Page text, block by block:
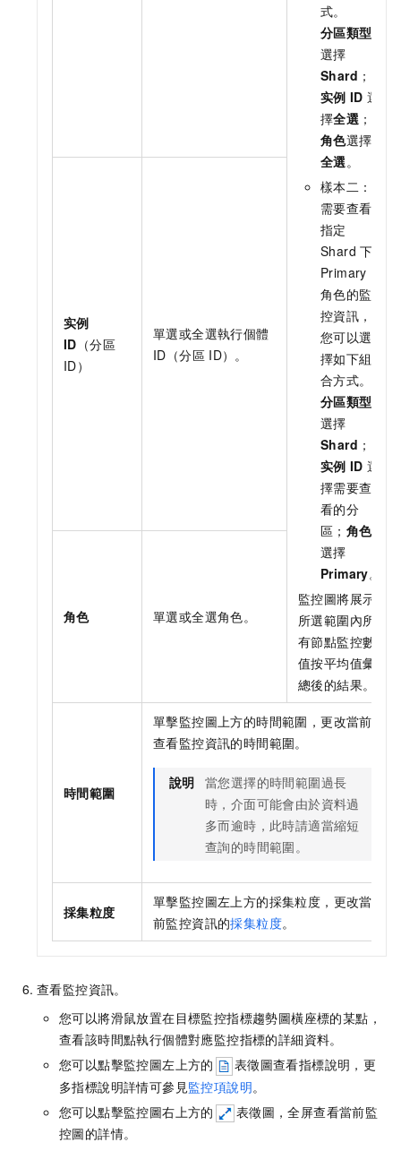
式。
分區類型
選擇
Shard ；
实例 ID 選
擇全選 ；
角色選擇
全選 。
樣本二：
需要查看
指定
Shard 下
Primary
角色的監
控資訊，
您可以選
擇如下組
合方式。
分區類型
選擇
Shard ；
实例 ID 選
擇需要查
看的分
區； 角色
選擇
Primary。
監控圖將展示
所選範圍內所
有節點監控數
值按平均值彙
總後的結果。
实例
ID （分區
ID）
單選或全選執行個體
ID（分區 ID）。
角色 單選或全選角色。
時間範圍
單擊監控圖上方的時間範圍，更改當前
查看監控資訊的時間範圍。
說明 當您選擇的時間範圍過長
時，介面可能會由於資料過
多而逾時，此時請適當縮短
查詢的時間範圍。
採集粒度
單擊監控圖左上方的採集粒度，更改當
前監控資訊的採集粒度。
查看監控資訊。
您可以將滑鼠放置在目標監控指標趨勢圖橫座標的某點，
查看該時間點執行個體對應監控指標的詳細資料。
您可以點擊監控圖左上方的
表徵圖查看指標說明，更
多指標說明詳情可參見監控項說明。
您可以點擊監控圖右上方的
表徵圖，全屏查看當前監
控圖的詳情。